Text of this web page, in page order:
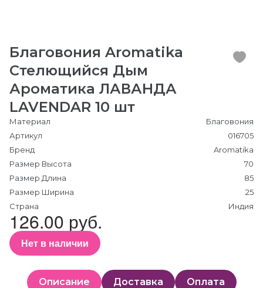
Благовония Aromatika
Стелющийся Дым
Ароматика ЛАВАНДА
LAVENDAR 10 шт
Материал
Благовония
Артикул
016705
Бренд
Aromatika
Размер Высота
70
Размер Длина
85
Размер Ширина
25
Страна
Индия
126.00 руб.
Нет в наличии
Описание Доставка Оплата